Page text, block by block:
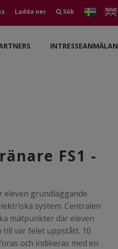
Ladda ner Sök
INTRESSEANMÄLAN
FS1 -
eleven grundläggande
system. Centralen
mätpunkter där eleven
till var felet uppstått. 10
och indikeras med en